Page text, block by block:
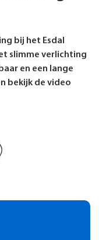
bij het Esdal
slimme verlichting
en een lange
bekijk de video